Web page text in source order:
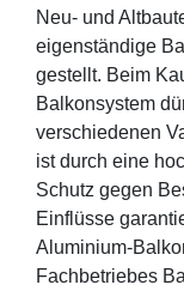
Neu- und
eigenständige
gestellt. Beim
Balkonsystem
verschiedenen
ist durch eine
Schutz gegen
Einflüsse
Aluminium-
Fachbetriebes